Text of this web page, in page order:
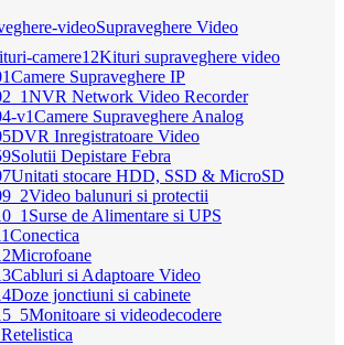
Supraveghere Video
Kituri supraveghere video
Camere Supraveghere IP
NVR Network Video Recorder
Camere Supraveghere Analog
DVR Inregistratoare Video
Solutii Depistare Febra
Unitati stocare HDD, SSD & MicroSD
Video balunuri si protectii
Surse de Alimentare si UPS
Conectica
Microfoane
Cabluri si Adaptoare Video
Doze jonctiuni si cabinete
Monitoare si videodecodere
Retelistica